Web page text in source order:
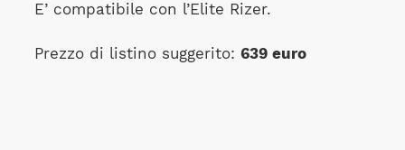
E’ compatibile con l’Elite Rizer.
Prezzo di listino suggerito: 639 euro